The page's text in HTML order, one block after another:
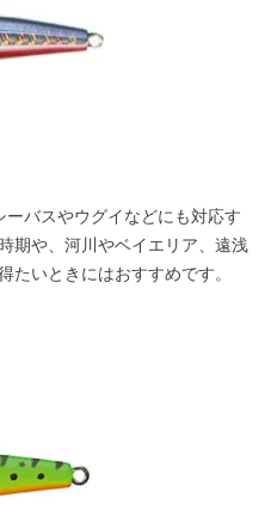
バスやウグイなどにも対応す
期や、河川やベイエリア、遠浅
たいときにはおすすめです。